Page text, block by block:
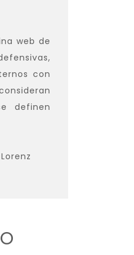
web de
con
definen